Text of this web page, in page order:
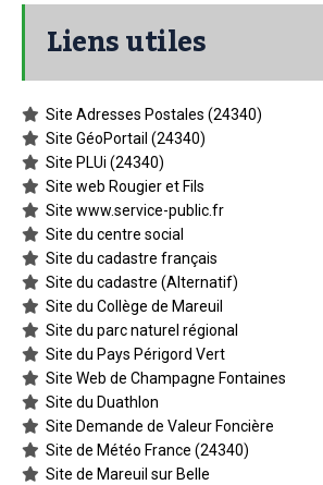
Liens utiles
Site Adresses Postales (24340)
Site GéoPortail (24340)
Site PLUi (24340)
Site web Rougier et Fils
Site www.service-public.fr
Site du centre social
Site du cadastre français
Site du cadastre (Alternatif)
Site du Collège de Mareuil
Site du parc naturel régional
Site du Pays Périgord Vert
Site Web de Champagne Fontaines
Site du Duathlon
Site Demande de Valeur Foncière
Site de Météo France (24340)
Site de Mareuil sur Belle